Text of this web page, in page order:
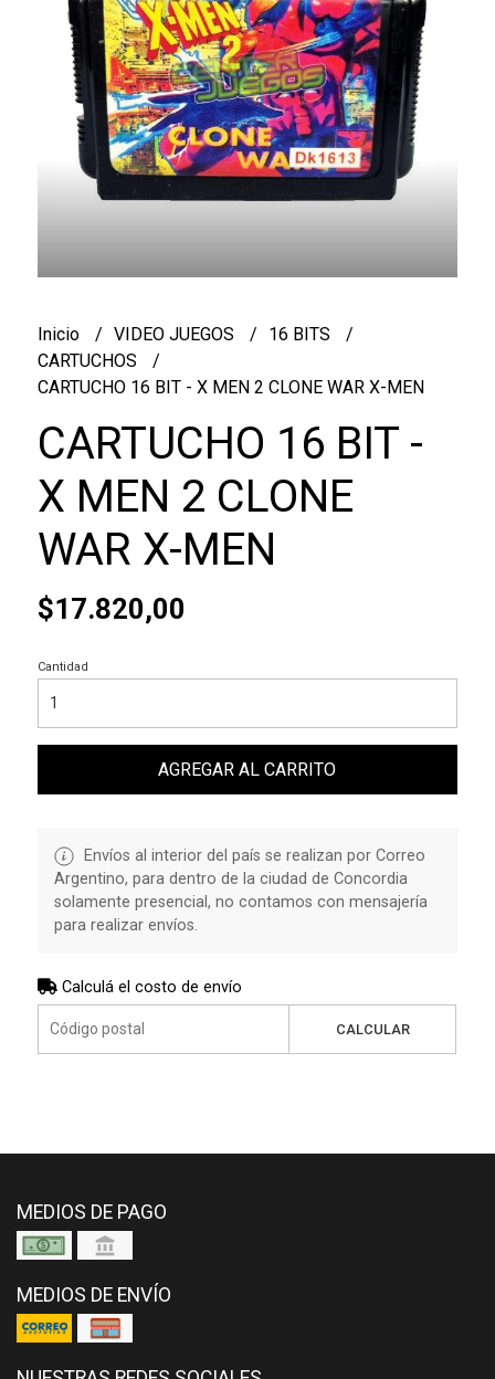
Inicio VIDEO JUEGOS
16 BITS
CARTUCHOS
CARTUCHO 16 BIT - X MEN 2 CLONE WAR X-MEN
CARTUCHO 16 BIT -
X MEN 2 CLONE
WAR X-MEN
$17.820,00
Cantidad
AGREGAR AL CARRITO
Envíos al interior del país se realizan por Correo
Argentino, para dentro de la ciudad de Concordia
solamente presencial, no contamos con mensajería
para realizar envíos.
Calculá el costo de envío
CALCULAR
MEDIOS DE PAGO
MEDIOS DE ENVÍO